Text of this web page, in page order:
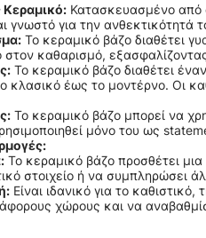
Κατασκευασμένο από
γνωστό για την
Το κεραμικό βάζο διαθέτει
στον καθαρισμό,
Το κεραμικό βάζο διαθέτει
κλασικό έως το μοντέρνο. Οι
Το κεραμικό βάζο μπορεί να
μόνο του ως
Το κεραμικό βάζο προσθέτει
στοιχείο ή να συμπληρώσει
Είναι ιδανικό για το
χώρους και να